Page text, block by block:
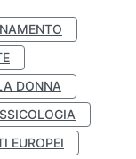
DONNA
EUROPEI